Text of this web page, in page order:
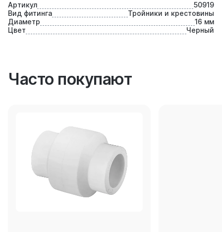
Артикул
50919
Вид фитинга
Тройники и крестовины
Диаметр
16 мм
Цвет
Черный
Часто покупают